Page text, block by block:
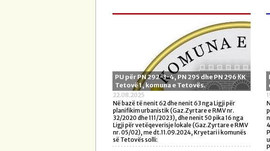
PU për PN 292-3-4, PN 295 dhe PN 296 КK
Tetovë 1, komuna e Tetovës.
22.08.2025
Në bazë të nenit 62 dhe nenit 63 nga Ligji për
planifikim urbanistik (Gaz.Zyrtare e RMV nr.
32/2020 dhe 111/2023), dhe nenit 50 pika 16 nga
Ligji për vetëqeverisje lokale (Gaz.Zyrtare e RMV
nr. 05/02), me dt.11.09.2024, Kryetari i komunës
së Tetovës solli: